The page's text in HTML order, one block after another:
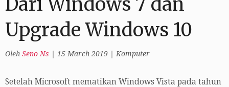
Upgrade Windows 10
Oleh Seno Ns 15 March 2019 Komputer
Setelah Microsoft mematikan Windows Vista pada tahun